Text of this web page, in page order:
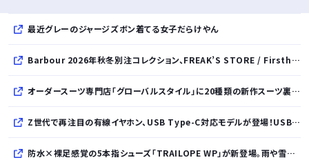
最近グレーのジャージズボン着てる女子だらけやん
Barbour 2026年秋冬別注コレクション、FREAK’S STORE / Firsthand / Freadaから登場
オーダースーツ専門店「グローバルスタイル」に20種類の新作スーツ裏地が登場！おしゃれな花柄・サッカーボール・フラミンゴ・虎・フラガール・リゾート柄など豊富！
Z世代で再注目の有線イヤホン、USB Type-C対応モデルが登場！USB-A変換アダプター付属で幅広いデバイスに対応
防水×裸足感覚の5本指シューズ「TRAILOPE WP」が新登場。雨や雪にも対応し日常からアウトドアまで快適に。